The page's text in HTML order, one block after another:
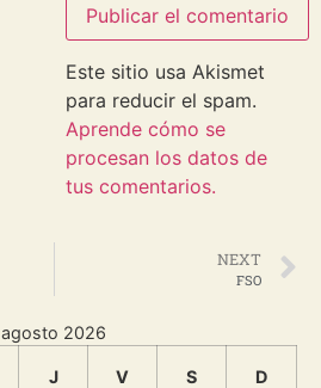
Este sitio usa Akismet
para reducir el spam.
Aprende cómo se
procesan los datos de
tus comentarios.
NEXT
FSO
agosto 2026
J V S D